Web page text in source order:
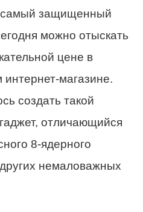
самый защищенный
можно отыскать
цене в
магазине.
создать такой
отличающийся
8-ядерного
немаловажных